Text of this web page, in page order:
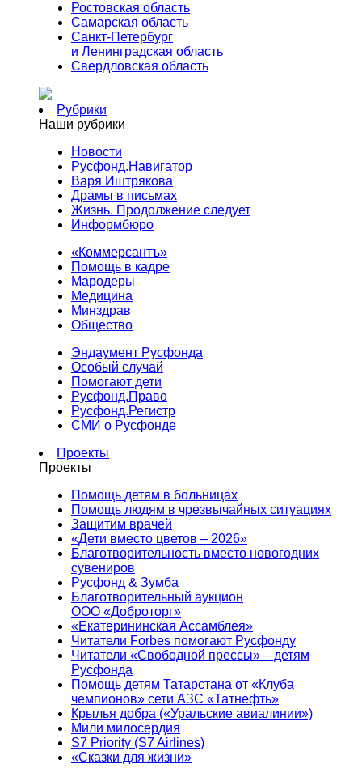
Ростовская область
Самарская область
Санкт-Петербург
и Ленинградская область
Свердловская область
Рубрики
Наши рубрики
Новости
Русфонд.Навигатор
Варя Иштрякова
Драмы в письмах
Жизнь. Продолжение следует
Информбюро
«Коммерсантъ»
Помощь в кадре
Мародеры
Медицина
Минздрав
Общество
Эндаумент Русфонда
Особый случай
Помогают дети
Русфонд.Право
Русфонд.Регистр
СМИ о Русфонде
Проекты
Проекты
Помощь детям в больницах
Помощь людям в чрезвычайных ситуациях
Защитим врачей
«Дети вместо цветов – 2026»
Благотворительность вместо новогодних
сувениров
Русфонд & Зумба
Благотворительный аукцион
ООО «Доброторг»
«Екатерининская Ассамблея»
Читатели Forbes помогают Русфонду
Читатели «Свободной прессы» – детям
Русфонда
Помощь детям Татарстана от «Клуба
чемпионов» сети АЗС «Татнефть»
Крылья добра («Уральские авиалинии»)
Мили милосердия
S7 Priority (S7 Airlines)
«Сказки для жизни»